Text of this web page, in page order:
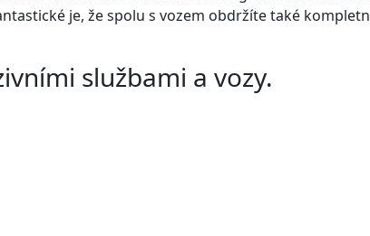
je, že spolu s vozem obdržíte také
službami a vozy.